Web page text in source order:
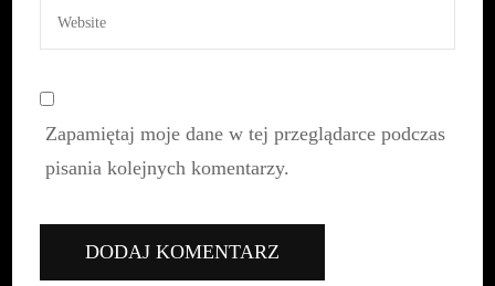
Zapamiętaj moje dane w tej przeglądarce podczas
pisania kolejnych komentarzy.